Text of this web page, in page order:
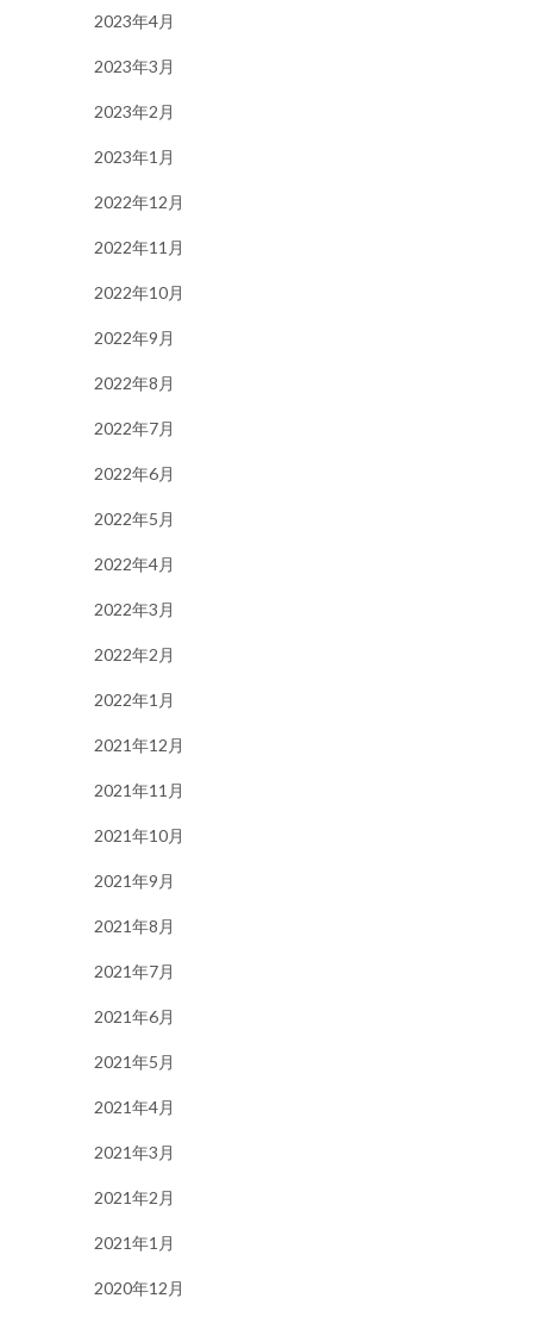
2023年4月
2023年3月
2023年2月
2023年1月
2022年12月
2022年11月
2022年10月
2022年9月
2022年8月
2022年7月
2022年6月
2022年5月
2022年4月
2022年3月
2022年2月
2022年1月
2021年12月
2021年11月
2021年10月
2021年9月
2021年8月
2021年7月
2021年6月
2021年5月
2021年4月
2021年3月
2021年2月
2021年1月
2020年12月